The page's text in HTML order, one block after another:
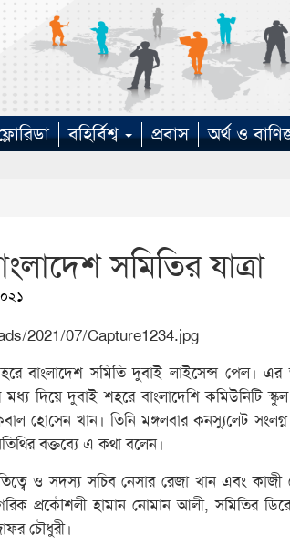
বহির্বিশ্ব প্রবাস অর্থ ও
সমিতির যাত্রা
বাংলাদেশ সমিতি দুবাই লাইসেন্স পেল। এর
দিয়ে দুবাই শহরে বাংলাদেশি কমিউনিটি
হোসেন খান। তিনি মঙ্গলবার কনস্যুলেট
বক্তব্যে এ কথা বলেন।
ও সদস্য সচিব নেসার রেজা খান এবং
প্রকৌশলী হামান নোমান আলী, সমিতির
চৌধুরী।